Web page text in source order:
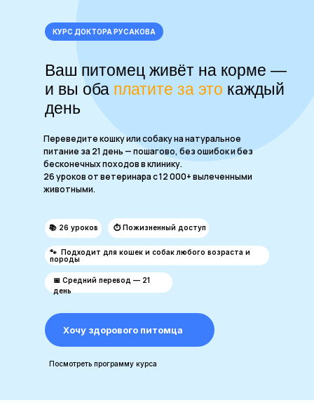
Ваш питомец живёт на корме —
и вы оба платите за это каждый
день
Переведите кошку или собаку на натуральное
питание за 21 день — пошагово, без ошибок и без
бесконечных походов в клинику.
26 уроков от ветеринара с 12 000+ вылеченными
животными.
КУРС ДОКТОРА РУСАКОВА
Хочу здорового питомца
Посмотреть программу курса
📚 26 уроков ⏱ Пожизненный доступ
🐾 Подходит для кошек и собак любого возраста и
породы
📅 Средний перевод — 21
день